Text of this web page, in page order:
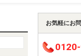
お気軽にお